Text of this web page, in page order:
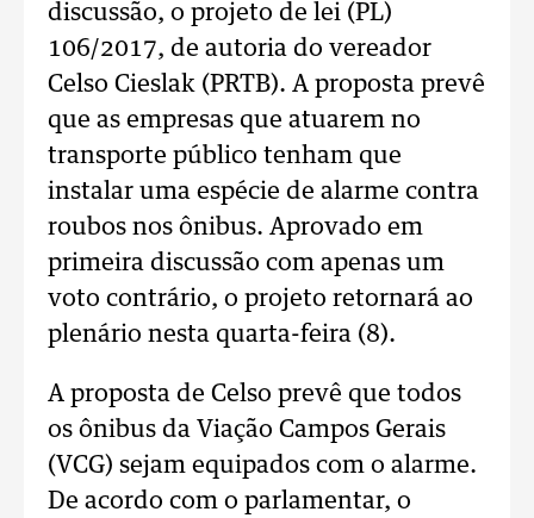
discussão, o projeto de lei (PL)
106/2017, de autoria do vereador
Celso Cieslak (PRTB). A proposta prevê
que as empresas que atuarem no
transporte público tenham que
instalar uma espécie de alarme contra
roubos nos ônibus. Aprovado em
primeira discussão com apenas um
voto contrário, o projeto retornará ao
plenário nesta quarta-feira (8).
A proposta de Celso prevê que todos
os ônibus da Viação Campos Gerais
(VCG) sejam equipados com o alarme.
De acordo com o parlamentar, o